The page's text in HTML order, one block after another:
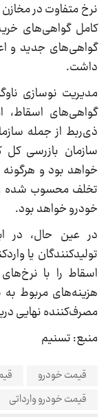
نرخ متفاوت در
کامل گواهی‌های
گواهی‌های جدید و
داشت.
مدیریت نوسازی
گواهی‌های اسقاط،
ذی‌ربط از جمله
سازمان بازرسی کل
خواهد بود و هرگونه
تخلف محسوب شده و
خودرو خواهد بود.
در عین حال، در
تولیدکنندگان یا
اسقاط را با
هزینه‌های مربوط به
مصرف‌کننده نهایی
منبع: تسنیم
قیمت خودرو
قیمت خودرو وارداتی